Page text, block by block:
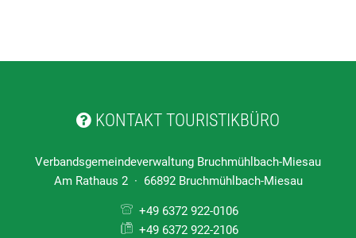
KONTAKT TOURISTIKBÜRO
Verbandsgemeindeverwaltung Bruchmühlbach-Miesau
Am Rathaus 2 · 66892 Bruchmühlbach-Miesau
+49 6372 922-0106
+49 6372 922-2106